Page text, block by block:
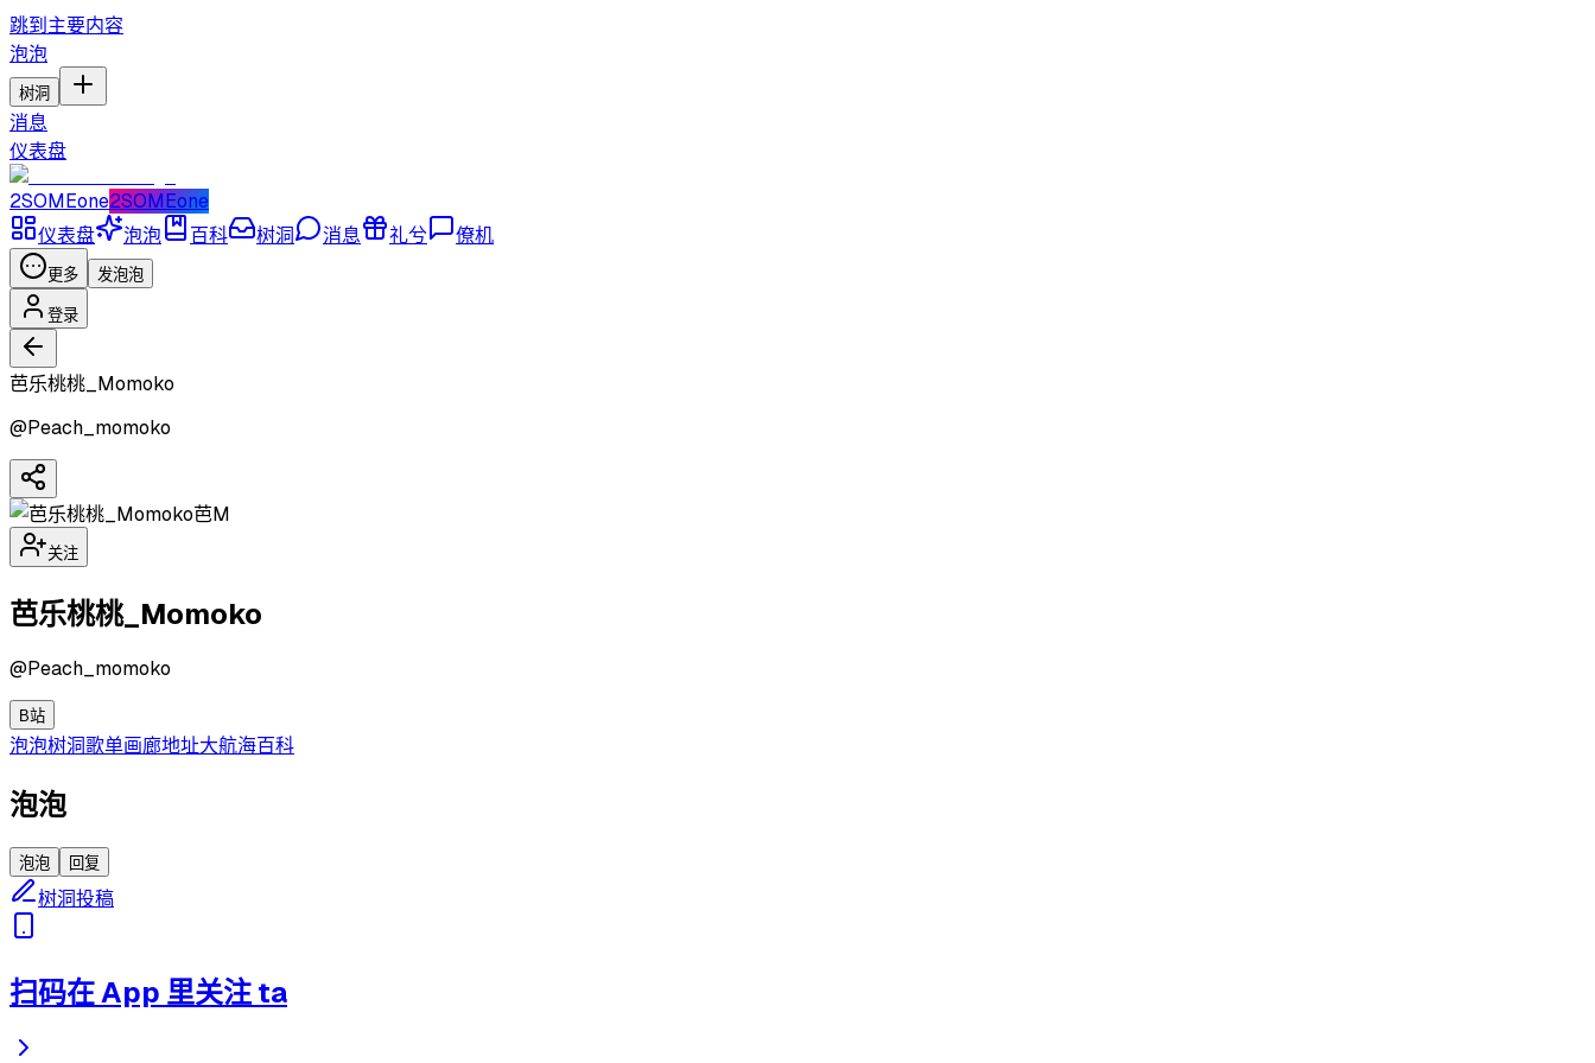
跳到主要内容
泡泡
树洞
消息
仪表盘
2SOMEone2SOMEone
仪表盘
泡泡 百科 树洞 消息 礼兮 僚机
更多 发泡泡
登录
芭乐桃桃_Momoko
@Peach_momoko
芭M
关注
芭乐桃桃_Momoko
@Peach_momoko
B站
泡泡树洞歌单画廊地址大航海百科
泡泡
泡泡 回复
树洞投稿
扫码在 App 里关注 ta